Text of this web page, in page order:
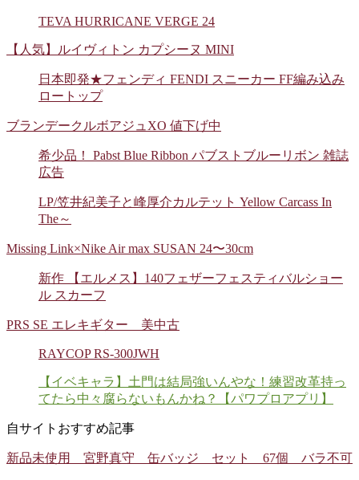
TEVA HURRICANE VERGE 24
【人気】ルイヴィトン カプシーヌ MINI
日本即発★フェンディ FENDI スニーカー FF編み込み
ロートップ
ブランデークルボアジュXO 値下げ中
希少品！ Pabst Blue Ribbon パブストブルーリボン 雑誌
広告
LP/笠井紀美子と峰厚介カルテット Yellow Carcass In
The～
Missing Link×Nike Air max SUSAN 24〜30cm
新作 【エルメス】140フェザーフェスティバルショー
ル スカーフ
PRS SE エレキギター 美中古
RAYCOP RS-300JWH
【イベキャラ】土門は結局強いんやな！練習改革持っ
てたら中々腐らないもんかね？【パワプロアプリ】
自サイトおすすめ記事
新品未使用 宮野真守 缶バッジ セット 67個 バラ不可